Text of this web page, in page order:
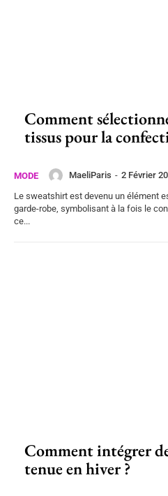
Comment
tissus pour la
MODE MaeliParis - 2 Février
Le sweatshirt est devenu un élément
garde-robe, symbolisant à la fois le
ce...
Comment intégrer
tenue en hiver ?